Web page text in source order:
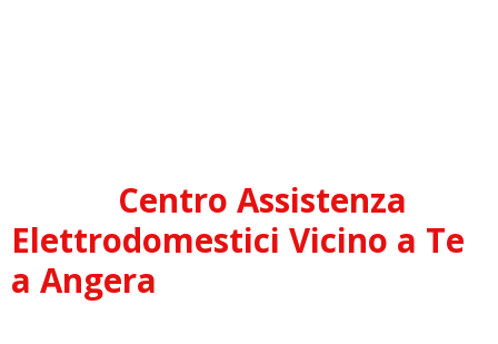
Centro Assistenza
Elettrodomestici Vicino a Te
a Angera